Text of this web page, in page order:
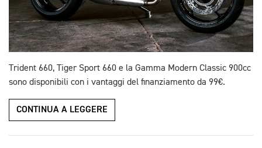
Trident 660, Tiger Sport 660 e la Gamma Modern Classic 900cc
sono disponibili con i vantaggi del finanziamento da 99€.
CONTINUA A LEGGERE